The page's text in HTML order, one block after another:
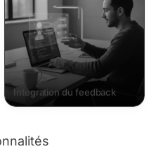
Intégration du feedback